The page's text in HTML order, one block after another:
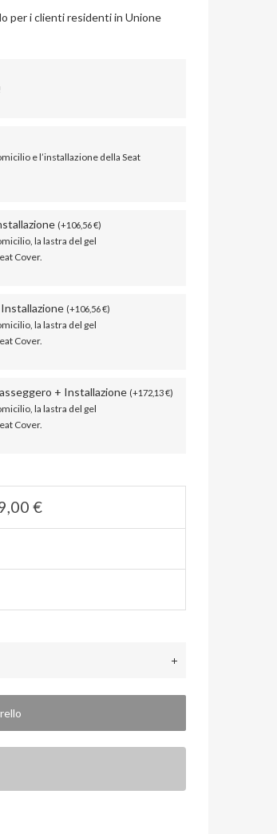
per i clienti residenti in Unione
e l’installazione della Seat
(+106,56€)
la lastra del gel
Cover.
(+106,56€)
la lastra del gel
Cover.
+ Installazione (+172,13€)
la lastra del gel
Cover.
€